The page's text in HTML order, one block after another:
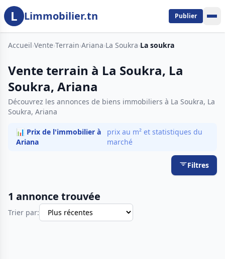
Aller au contenu principal
L Limmobilier.tn Publier
Accueil›Vente›Terrain›Ariana›La Soukra›La soukra
Vente terrain à La Soukra, La
Soukra, Ariana
Découvrez les annonces de biens immobiliers à La Soukra, La
Soukra, Ariana
📊 Prix de l'immobilier à
Ariana
prix au m² et statistiques du
marché
Filtres
1 annonce trouvée
Trier par: